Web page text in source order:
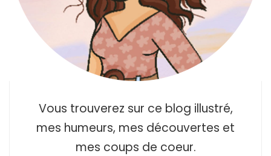
Vous trouverez sur ce blog illustré,
mes humeurs, mes découvertes et
mes coups de coeur.